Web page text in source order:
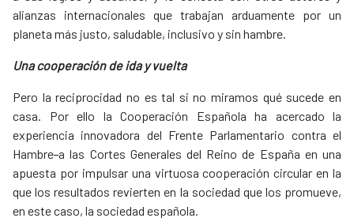
alianzas internacionales que trabajan arduamente por un
planeta más justo, saludable, inclusivo y sin hambre.
Una cooperación de ida y vuelta
Pero la reciprocidad no es tal si no miramos qué sucede en
casa. Por ello la Cooperación Española ha acercado la
experiencia innovadora del Frente Parlamentario contra el
Hambre a las Cortes Generales del Reino de España en una
apuesta por impulsar una virtuosa cooperación circular en la
que los resultados revierten en la sociedad que los promueve,
en este caso, la sociedad española.